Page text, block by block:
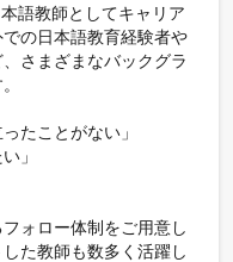
語教師としてキャリア
の日本語教育経験者や
さまざまなバックグラ
たことがない」
」
ォロー体制をご用意し
た教師も数多く活躍し